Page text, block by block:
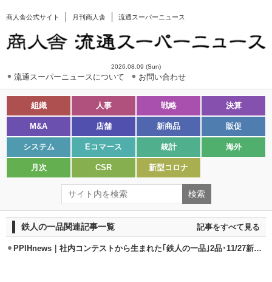
商人舎公式サイト 月刊商人舎 流通スーパーニュース
2026.08.09 (Sun)
流通スーパーニュースについて お問い合わせ
組織 人事 戦略 決算
M&A 店舗 新商品 販促
システム Eコマース 統計 海外
月次 CSR 新型コロナ
鉄人の一品関連記事一覧 記事をすべて見る
PPIHnews｜社内コンテストから生まれた｢鉄人の一品｣2品･11/27新発売